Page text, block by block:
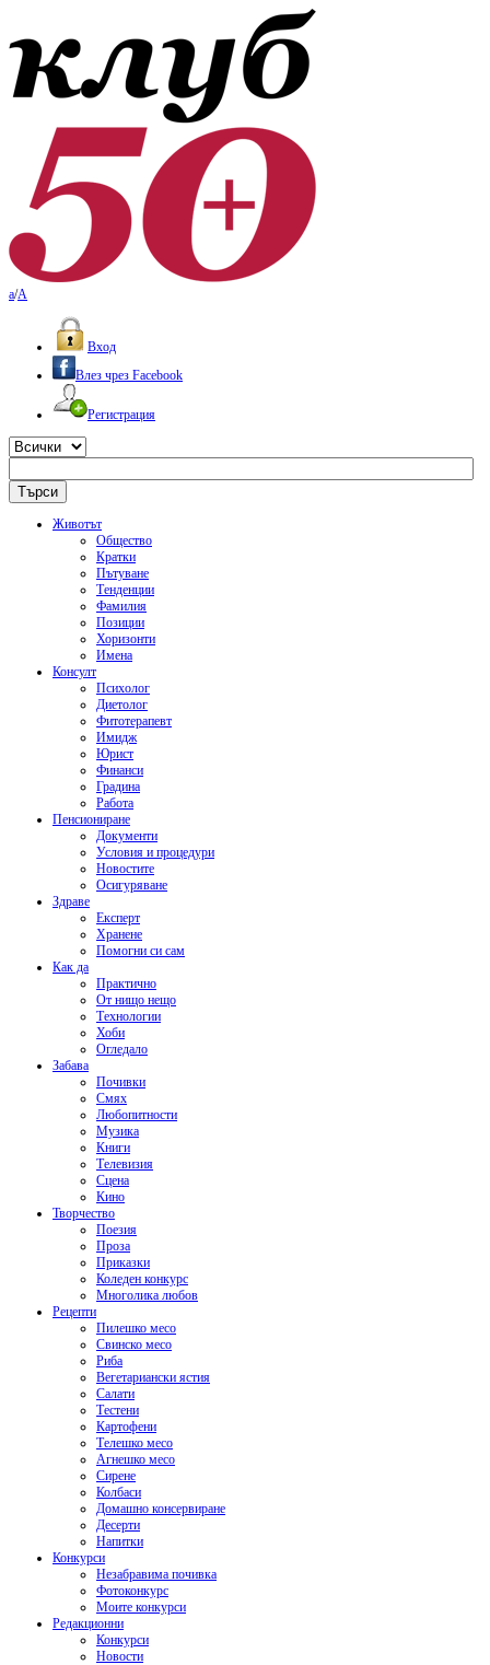
a/A
Вход
Влез чрез Facebook
Регистрация
Животът
Общество
Кратки
Пътуване
Тенденции
Фамилия
Позиции
Хоризонти
Имена
Консулт
Психолог
Диетолог
Фитотерапевт
Имидж
Юрист
Финанси
Градина
Работа
Пенсиониране
Документи
Условия и процедури
Новостите
Осигуряване
Здраве
Експерт
Хранене
Помогни си сам
Как да
Практично
От нищо нещо
Технологии
Хоби
Огледало
Забава
Почивки
Смях
Любопитности
Музика
Книги
Телевизия
Сцена
Кино
Творчество
Поезия
Проза
Приказки
Коледен конкурс
Многолика любов
Рецепти
Пилешко месо
Свинско месо
Риба
Вегетариански ястия
Салати
Тестени
Картофени
Телешко месо
Агнешко месо
Сирене
Колбаси
Домашно консервиране
Десерти
Напитки
Конкурси
Незабравима почивка
Фотоконкурс
Моите конкурси
Редакционни
Конкурси
Новости